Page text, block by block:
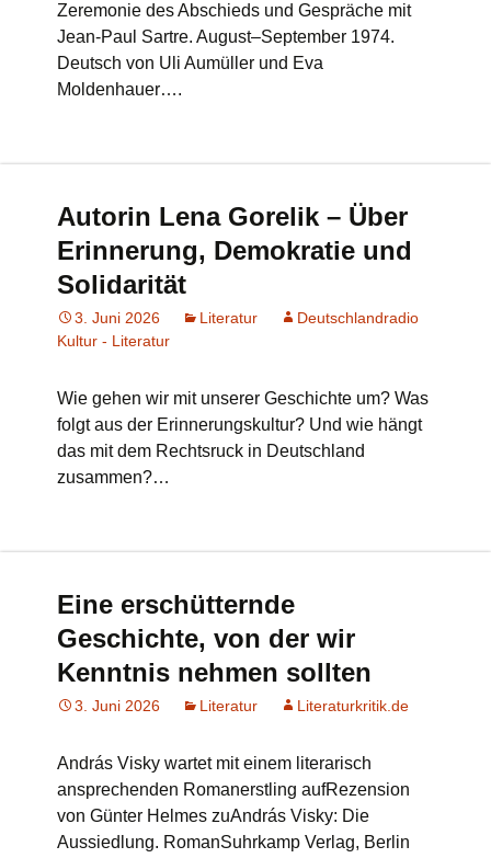
Zeremonie des Abschieds und Gespräche mit
Jean-Paul Sartre. August–September 1974.
Deutsch von Uli Aumüller und Eva
Moldenhauer….
Autorin Lena Gorelik – Über
Erinnerung, Demokratie und
Solidarität
3. Juni 2026 Literatur
Deutschlandradio
Kultur - Literatur
Wie gehen wir mit unserer Geschichte um? Was
folgt aus der Erinnerungskultur? Und wie hängt
das mit dem Rechtsruck in Deutschland
zusammen?…
Eine erschütternde
Geschichte, von der wir
Kenntnis nehmen sollten
3. Juni 2026 Literatur Literaturkritik.de
András Visky wartet mit einem literarisch
ansprechenden Romanerstling aufRezension
von Günter Helmes zuAndrás Visky: Die
Aussiedlung. RomanSuhrkamp Verlag, Berlin